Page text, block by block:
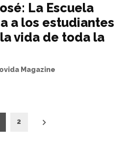
La Escuela
a los estudiantes
vida de toda la
Magazine
2